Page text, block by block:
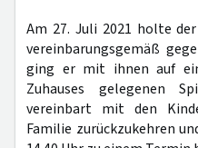
Am 27. Juli 2021 holte
vereinbarungsgemäß
ging er mit ihnen auf
Zuhauses gelegenen
vereinbart mit den
Familie zurückzukehren